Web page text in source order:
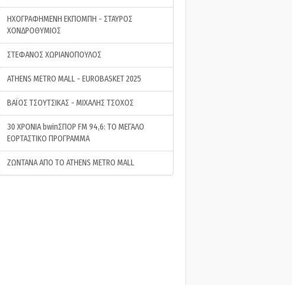
ΗΧΟΓΡΑΦΗΜΕΝΗ ΕΚΠΟΜΠΗ - ΣΤΑΥΡΟΣ
ΧΟΝΔΡΟΘΥΜΙΟΣ
ΣΤΕΦΑΝΟΣ ΧΩΡΙΑΝΟΠΟΥΛΟΣ
ATHENS METRO MALL - EUROBASKET 2025
ΒΑΪΟΣ ΤΣΟΥΤΣΙΚΑΣ - ΜΙΧΑΛΗΣ ΤΣΟΧΟΣ
30 ΧΡΟΝΙΑ bwinΣΠΟΡ FM 94,6: ΤΟ ΜΕΓΑΛΟ
ΕΟΡΤΑΣΤΙΚΟ ΠΡΟΓΡΑΜΜΑ
ΖΩΝΤΑΝΑ ΑΠΟ ΤΟ ATHENS METRO MALL